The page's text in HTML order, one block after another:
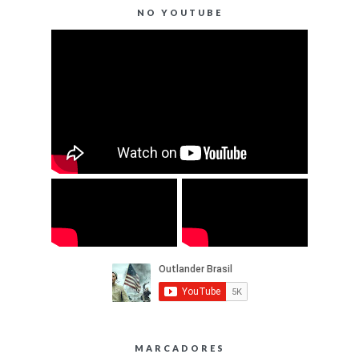
NO YOUTUBE
MARCADORES